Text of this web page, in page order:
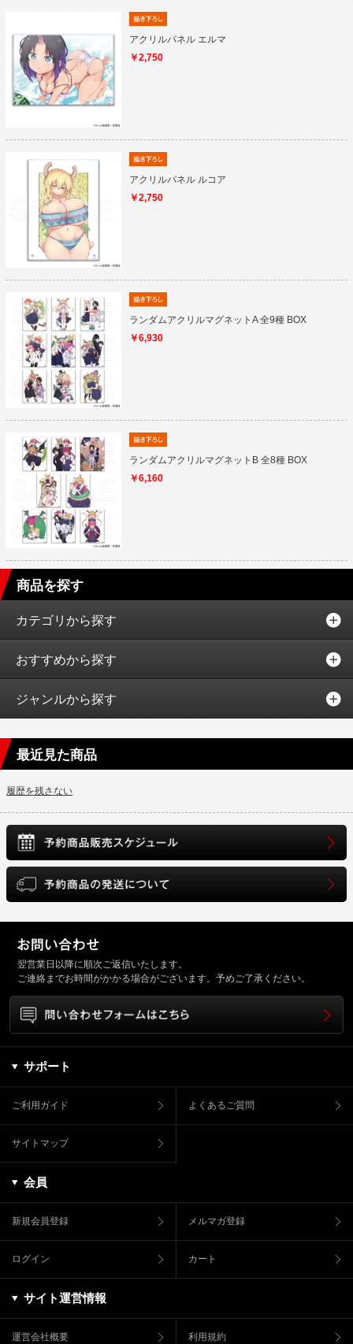
アクリルパネル エルマ
￥2,750
アクリルパネル ルコア
￥2,750
ランダムアクリルマグネットA 全9種 BOX
￥6,930
ランダムアクリルマグネットB 全8種 BOX
￥6,160
商品を探す
カテゴリから探す
おすすめから探す
ジャンルから探す
最近見た商品
履歴を残さない
翌営業日以降に順次ご返信いたします。
ご連絡までお時間がかかる場合がございます。予めご了承ください。
サポート
ご利用ガイド よくあるご質問
サイトマップ
会員
新規会員登録 メルマガ登録
ログイン カート
サイト運営情報
運営会社概要 利用規約